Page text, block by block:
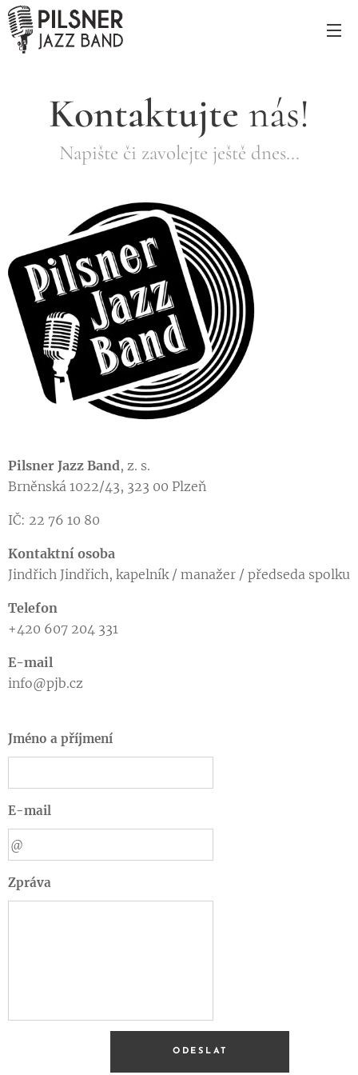
Kontaktujte nás!
Napište či zavolejte ještě dnes...
Pilsner Jazz Band, z. s.
Brněnská 1022/43, 323 00 Plzeň
IČ: 22 76 10 80
Kontaktní osoba
Jindřich Jindřich, kapelník / manažer / předseda spolku
Telefon
+420 607 204 331
E-mail
info@pjb.cz
Jméno a příjmení
E-mail
Zpráva
ODESLAT